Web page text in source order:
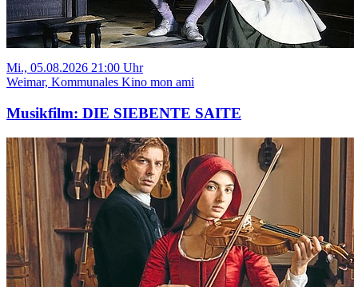
Mi., 05.08.2026 21:00 Uhr
Weimar, Kommunales Kino mon ami
Musikfilm: DIE SIEBENTE SAITE